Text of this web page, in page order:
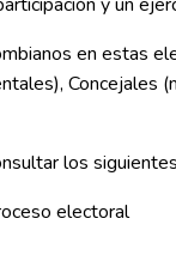
en estas
Concejales
los
electoral